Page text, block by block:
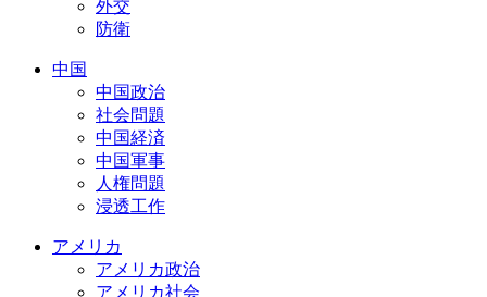
外交
防衛
中国
中国政治
社会問題
中国経済
中国軍事
人権問題
浸透工作
アメリカ
アメリカ政治
アメリカ社会